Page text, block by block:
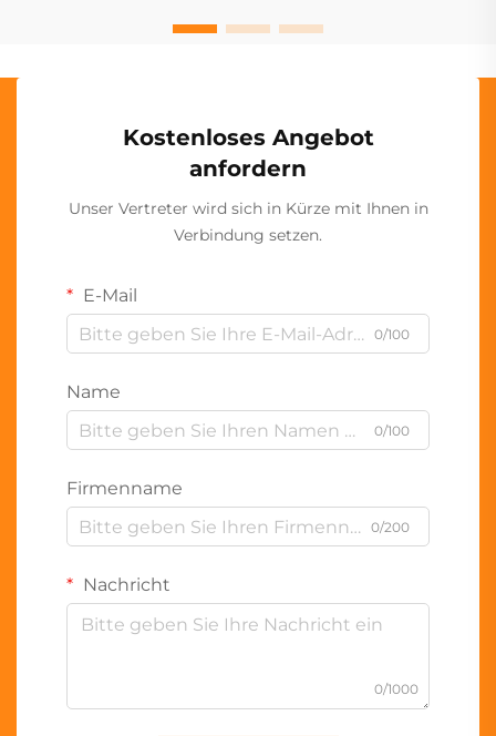
Kostenloses Angebot
anfordern
Unser Vertreter wird sich in Kürze mit Ihnen in
Verbindung setzen.
E-Mail
0/100
Name
0/100
Firmenname
0/200
Nachricht
0/1000